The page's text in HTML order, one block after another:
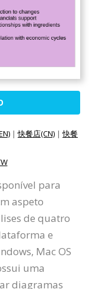
|快餐店(CN) |快餐
para
aspeto
de quatro
e
Mac OS
uma
diagramas